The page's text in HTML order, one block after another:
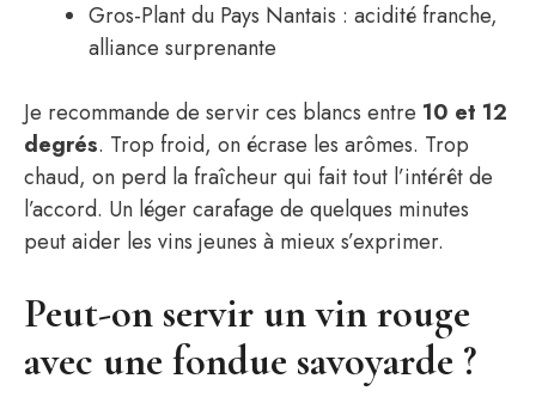
Gros-Plant du Pays Nantais : acidité franche,
alliance surprenante
Je recommande de servir ces blancs entre 10 et 12
degrés. Trop froid, on écrase les arômes. Trop
chaud, on perd la fraîcheur qui fait tout l’intérêt de
l’accord. Un léger carafage de quelques minutes
peut aider les vins jeunes à mieux s’exprimer.
Peut-on servir un vin rouge
avec une fondue savoyarde ?